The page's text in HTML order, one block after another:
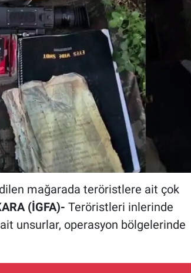
mağarada teröristlere ait çok
(İGFA)- Teröristleri inlerinde
unsurlar, operasyon bölgelerinde